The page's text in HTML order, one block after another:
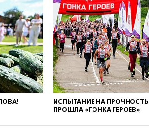
по делу о
14:34
намерен
товаров
импорта
14:14
одобрил
105
сенатора
13:57
ИСПЫТАНИЕ НА
ПРОШЛА «ГОНКА ГЕРОЕВ»